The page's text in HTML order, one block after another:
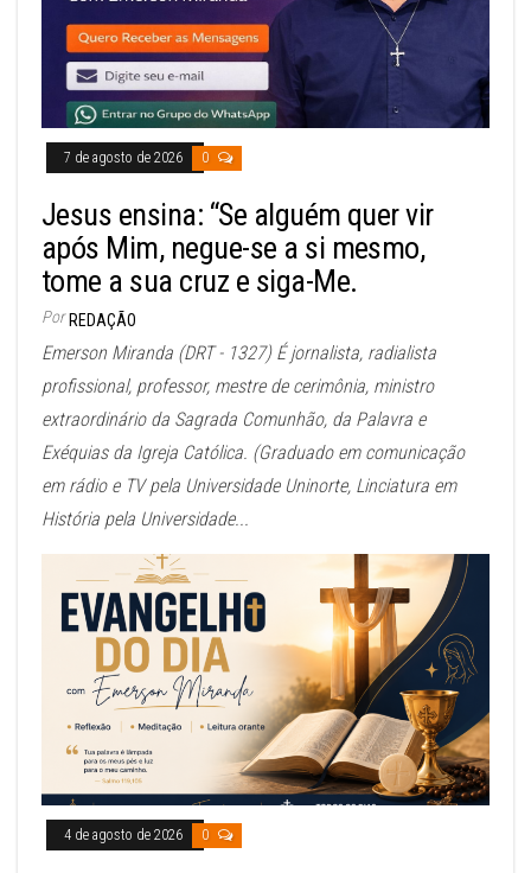
7 de agosto de 2026 0
Jesus ensina: “Se alguém quer vir
após Mim, negue-se a si mesmo,
tome a sua cruz e siga-Me.
Por REDAÇÃO
Emerson Miranda (DRT - 1327) É jornalista, radialista
profissional, professor, mestre de cerimônia, ministro
extraordinário da Sagrada Comunhão, da Palavra e
Exéquias da Igreja Católica. (Graduado em comunicação
em rádio e TV pela Universidade Uninorte, Linciatura em
História pela Universidade...
4 de agosto de 2026 0